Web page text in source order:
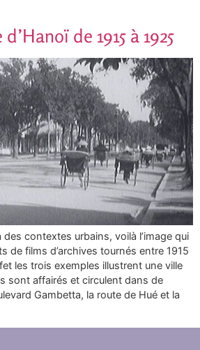
de 1915 à 1925
des contextes urbains, voilà l’image qui
de films d’archives tournés entre 1915
les trois exemples illustrent une ville
sont affairés et circulent dans de
Gambetta, la route de Hué et la